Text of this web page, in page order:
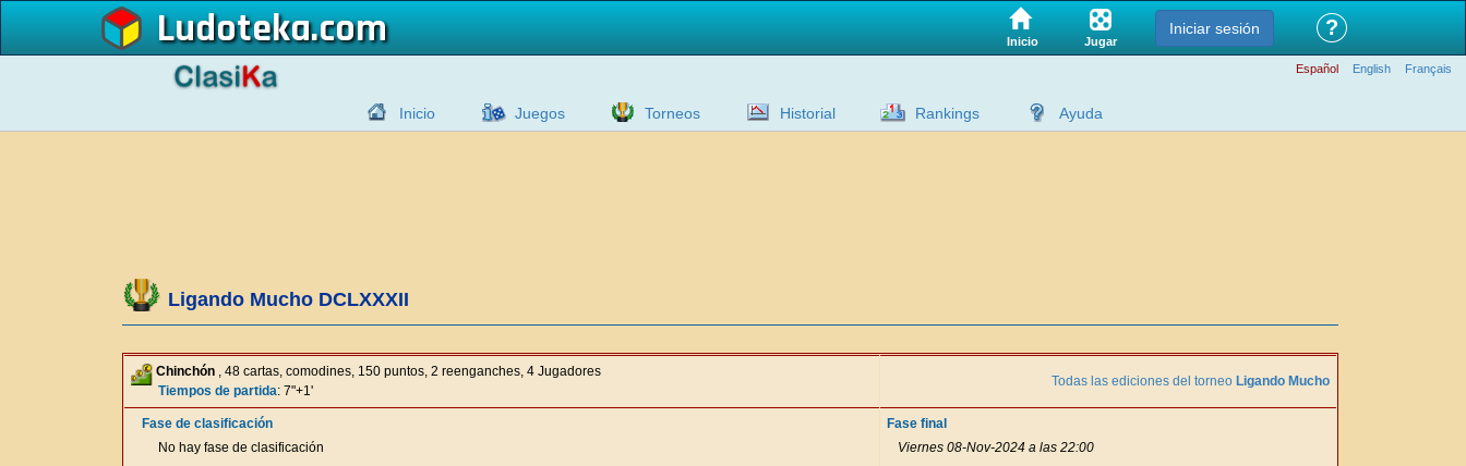
Ludoteka Inicio Jugar
Iniciar sesión ?
Español English Français
Inicio Juegos Torneos Historial Rankings Ayuda
Ligando Mucho DCLXXXII
Chinchón , 48 cartas, comodines, 150 puntos, 2 reenganches, 4 Jugadores
Tiempos de partida: 7"+1'
Todas las ediciones del torneo Ligando Mucho
Fase de clasificación
No hay fase de clasificación
Fase final
Viernes 08-Nov-2024 a las 22:00